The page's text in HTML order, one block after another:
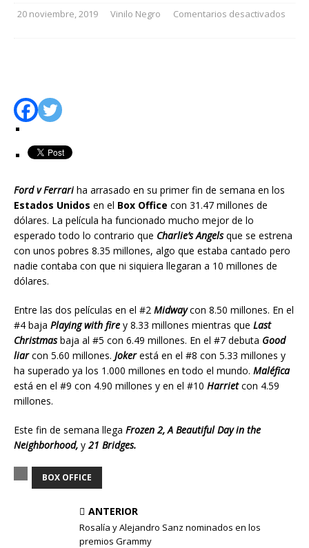
20 noviembre, 2019 Vinilo Negro Comentarios desactivados
Ford v Ferrariha arrasado en su primer fin de semana en los
Estados Unidos en el Box Office con 31.47 millones de
dólares. La película ha funcionado mucho mejor de lo
esperado todo lo contrario que Charlie’s Angelsque se estrena
con unos pobres 8.35 millones, algo que estaba cantado pero
nadie contaba con que ni siquiera llegaran a 10 millones de
dólares.
Entre las dos películas en el #2 Midwaycon 8.50 millones. En el
#4 baja Playing with fire y 8.33 millones mientras que Last
Christmas baja al #5 con 6.49 millones. En el #7 debuta Good
liarcon 5.60 millones. Jokerestá en el #8 con 5.33 millones y
ha superado ya los 1.000 millones en todo el mundo. Maléfica
está en el #9 con 4.90 millones y en el #10 Harriet con 4.59
millones.
Este fin de semana llega Frozen 2, A Beautiful Day in the
Neighborhood, y 21 Bridges.
BOX OFFICE
ANTERIOR
Rosalía y Alejandro Sanz nominados en los
premios Grammy